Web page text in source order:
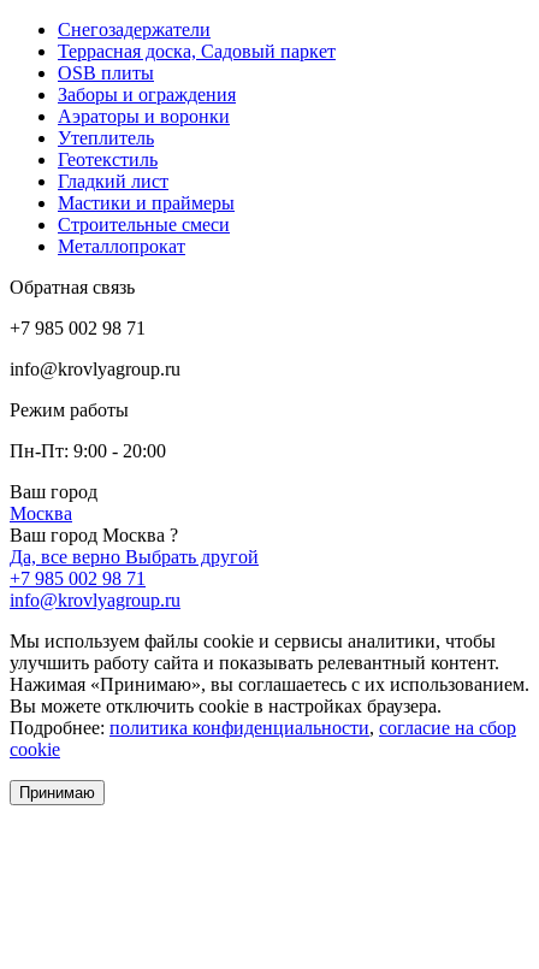
Снегозадержатели
Террасная доска, Садовый паркет
OSB плиты
Заборы и ограждения
Аэраторы и воронки
Утеплитель
Геотекстиль
Гладкий лист
Мастики и праймеры
Строительные смеси
Металлопрокат
Обратная связь
+7 985 002 98 71
info@krovlyagroup.ru
Режим работы
Пн-Пт: 9:00 - 20:00
Ваш город
Москва
Ваш город Москва ?
Да, все верно Выбрать другой
+7 985 002 98 71
info@krovlyagroup.ru
Мы используем файлы cookie и сервисы аналитики, чтобы
улучшить работу сайта и показывать релевантный контент.
Нажимая «Принимаю», вы соглашаетесь с их использованием.
Вы можете отключить cookie в настройках браузера.
Подробнее: политика конфиденциальности, согласие на сбор
cookie
Принимаю